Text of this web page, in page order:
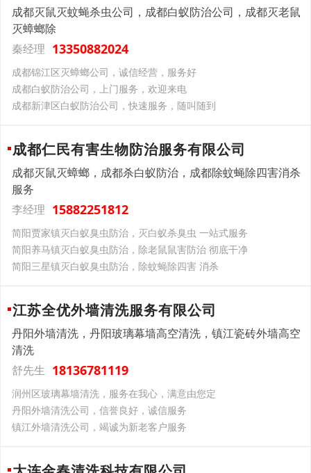
成都灭鼠灭蚊蝇杀虫公司，成都白蚁防治公司，成都灭老鼠
灭蟑螂除
秦经理 13350882024
成都锦江区灭蟑螂公司，诚信经营，服务好
成都白蚁防治公司，上门服务，欢迎来电
成都新津区白蚁防治公司，快速服务，随叫随到
成都仁民有害生物防治服务有限公司
成都灭鼠灭蟑螂，成都杀白蚁防治，成都除蚊蝇除四害消杀
服务
李经理 15882251812
简阳贾家镇灭白蚁臭虫防治，灭白蚁杀臭虫 一站式服务
简阳养马镇灭白蚁臭虫防治，除老鼠鼠害防治 彻底干净
简阳三星镇灭白蚁臭虫防治，除蚊蝇除四害 消杀
江苏全优外墙清洗服务有限公司
丹阳外墙清洗，丹阳玻璃幕墙高空清洗，镇江瓷砖外墙高空
清洗
舒先生 18136781119
润州区玻璃幕墙清洗，服务在我心，满意由您定
丹阳外墙清洗公司，信誉良好，诚信服务
镇江外墙清洗公司，竭诚为新老客户服务